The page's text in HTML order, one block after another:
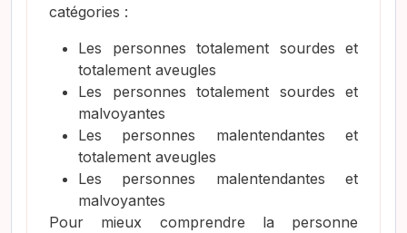
catégories :
Les personnes totalement sourdes et
totalement aveugles
Les personnes totalement sourdes et
malvoyantes
Les personnes malentendantes et
totalement aveugles
Les personnes malentendantes et
malvoyantes
Pour mieux comprendre la personne